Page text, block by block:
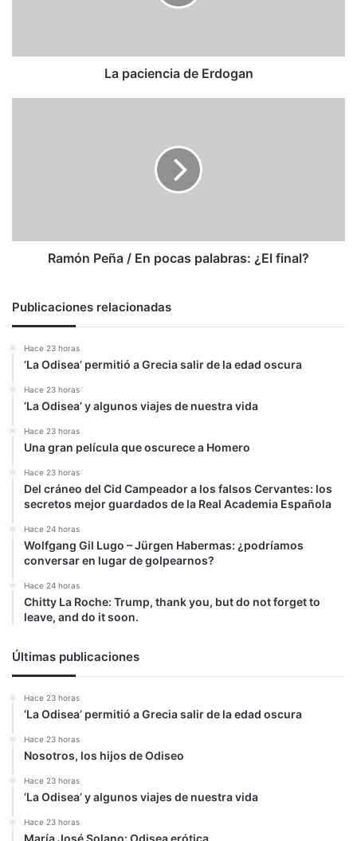
La paciencia de Erdogan
Ramón Peña / En pocas palabras: ¿El final?
Publicaciones relacionadas
Hace 23 horas
‘La Odisea’ permitió a Grecia salir de la edad oscura
Hace 23 horas
‘La Odisea’ y algunos viajes de nuestra vida
Hace 23 horas
Una gran película que oscurece a Homero
Hace 23 horas
Del cráneo del Cid Campeador a los falsos Cervantes: los
secretos mejor guardados de la Real Academia Española
Hace 24 horas
Wolfgang Gil Lugo – Jürgen Habermas: ¿podríamos
conversar en lugar de golpearnos?
Hace 24 horas
Chitty La Roche: Trump, thank you, but do not forget to
leave, and do it soon.
Últimas publicaciones
Hace 23 horas
‘La Odisea’ permitió a Grecia salir de la edad oscura
Hace 23 horas
Nosotros, los hijos de Odiseo
Hace 23 horas
‘La Odisea’ y algunos viajes de nuestra vida
Hace 23 horas